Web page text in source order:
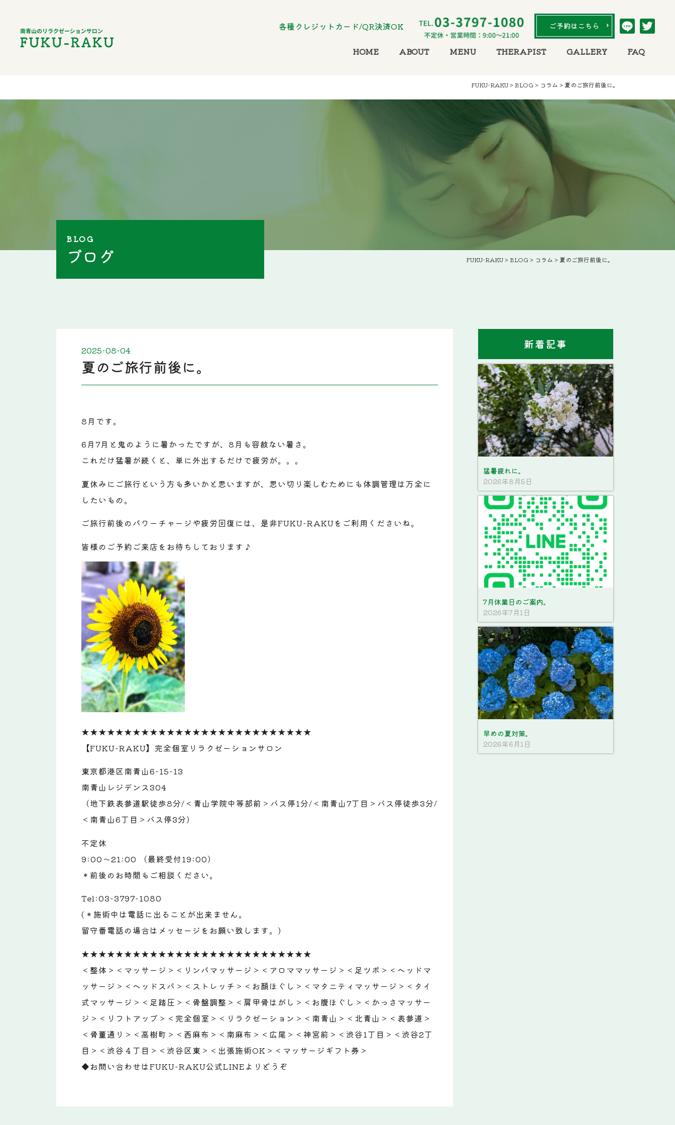
各種クレジットカード/QR決済OK LINE
HOME ABOUT MENU THERAPIST GALLERY FAQ
FUKU-RAKU> BLOG> コラム > 夏のご旅行前後に。
BLOG
ブログ FUKU-RAKU> BLOG> コラム > 夏のご旅行前後に。
2025-08-04
夏のご旅行前後に。
8月です。
6月7月と鬼のように暑かったですが、8月も容赦ない暑さ。
これだけ猛暑が続くと、単に外出するだけで疲労が。。。
夏休みにご旅行という方も多いかと思いますが、思い切り楽しむためにも体調管理は万全に
したいもの。
ご旅行前後のパワーチャージや疲労回復には、是非FUKU-RAKUをご利用くださいね。
皆様のご予約ご来店をお待ちしております♪
★★★★★★★★★★★★★★★★★★★★★★★★★★★
【FUKU-RAKU】完全個室リラクゼーションサロン
東京都港区南青山6-15-13
南青山レジデンス304
（地下鉄表参道駅徒歩8分/＜青山学院中等部前＞バス停1分/＜南青山7丁目＞バス停徒歩3分/
＜南青山6丁目＞バス停3分）
不定休
9:00～21:00 （最終受付19:00）
＊前後のお時間もご相談ください。
Tel:03-3797-1080
(＊施術中は電話に出ることが出来ません。
留守番電話の場合はメッセージをお願い致します。)
★★★★★★★★★★★★★★★★★★★★★★★★★★★
＜整体＞＜マッサージ＞＜リンパマッサージ＞＜アロママッサージ＞＜足ツボ＞＜ヘッドマ
ッサージ＞＜ヘッドスパ＞＜ストレッチ＞＜お顔ほぐし＞＜マタニティマッサージ＞＜タイ
式マッサージ＞＜足踏圧＞＜骨盤調整＞＜肩甲骨はがし＞＜お腹ほぐし＞＜かっさマッサー
ジ＞＜リフトアップ＞＜完全個室＞＜リラクゼーション＞＜南青山＞＜北青山＞＜表参道＞
＜骨董通り＞＜高樹町＞＜西麻布＞＜南麻布＞＜広尾＞＜神宮前＞＜渋谷1丁目＞＜渋谷2丁
目＞＜渋谷４丁目＞＜渋谷区東＞＜出張施術OK＞＜マッサージギフト券＞
◆お問い合わせはFUKU-RAKU公式LINEよりどうぞ
新着記事
猛暑疲れに。
2026年8月5日
7月休業日のご案内。
2026年7月1日
早めの夏対策。
2026年6月1日